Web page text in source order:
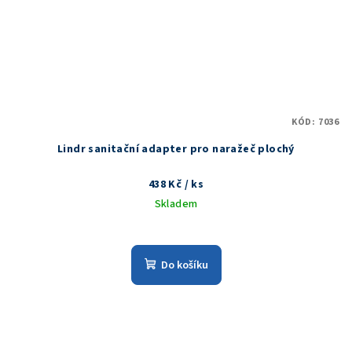
Lindr sanitační adapter pro naražeč plochý
438 Kč / ks
Skladem
Do košíku
KÓD: 7036